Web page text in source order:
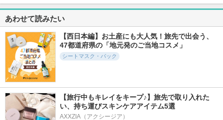
5.8
12960件
ジェニフィック ア
ルティメ セラム
ランコム
ダイブイン マスク
(旧)
Torriden (トリデン)
PDRNヒアルロン酸
ハイドレイティング
ミスト
あわせて読みたい
【西日本編】お土産にも大人気！旅先で出会う、
47都道府県の「地元発のご当地コスメ」
シートマスク・パック
【旅行中もキレイをキープ♪】旅先で取り入れた
い、持ち運びスキンケアアイテム5選
AXXZIA（アクシージア）